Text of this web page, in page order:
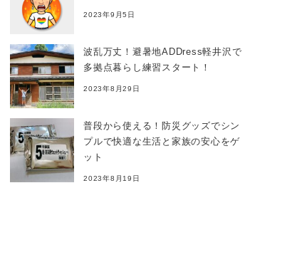
2023年9月5日
波乱万丈！避暑地ADDress軽井沢で
多拠点暮らし練習スタート！
2023年8月29日
普段から使える！防災グッズでシン
プルで快適な生活と家族の安心をゲ
ット
2023年8月19日